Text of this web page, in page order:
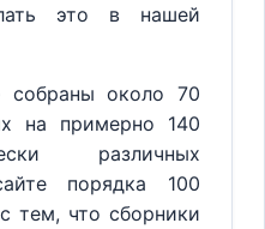
это в нашей
собраны около 70
на примерно 140
различных
порядка 100
тем, что сборники